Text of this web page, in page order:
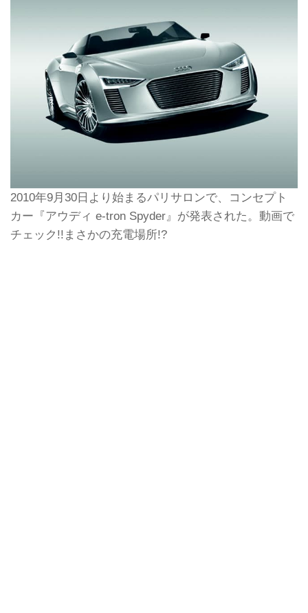
2010年9月30日より始まるパリサロンで、コンセプト
カー『アウディ e-tron Spyder』が発表された。動画で
チェック!!まさかの充電場所!?